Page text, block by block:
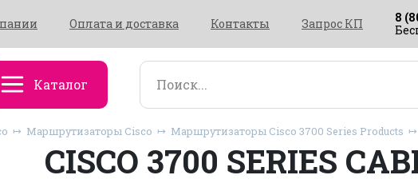
Оплата и доставка Контакты Запрос КП
8
Каталог
Маршрутизаторы Cisco Маршрутизаторы Cisco 3700 Series Products
CISCO 3700 SERIES